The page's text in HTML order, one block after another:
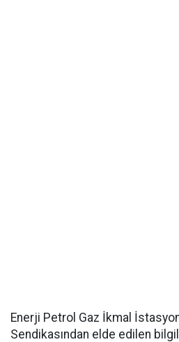
Enerji Petrol Gaz İkmal
Sendikasından elde edilen